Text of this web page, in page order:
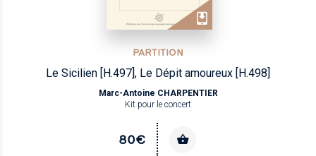
PARTITION
Le Sicilien [H.497], Le Dépit amoureux [H.498]
Marc-Antoine CHARPENTIER
Kit pour le concert
80€